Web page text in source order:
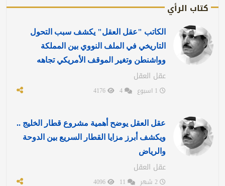
كتاب الرأي
الكاتب "عقل العقل" يكشف سبب التحول
التاريخي في الملف النووي بين المملكة
وواشنطن وتغير الموقف الأمريكي تجاهه
عقل العقل
عقل العقل يوضح أهمية مشروع قطار الخليج ..
ويكشف أبرز مزايا القطار السريع بين الدوحة
والرياض
عقل العقل